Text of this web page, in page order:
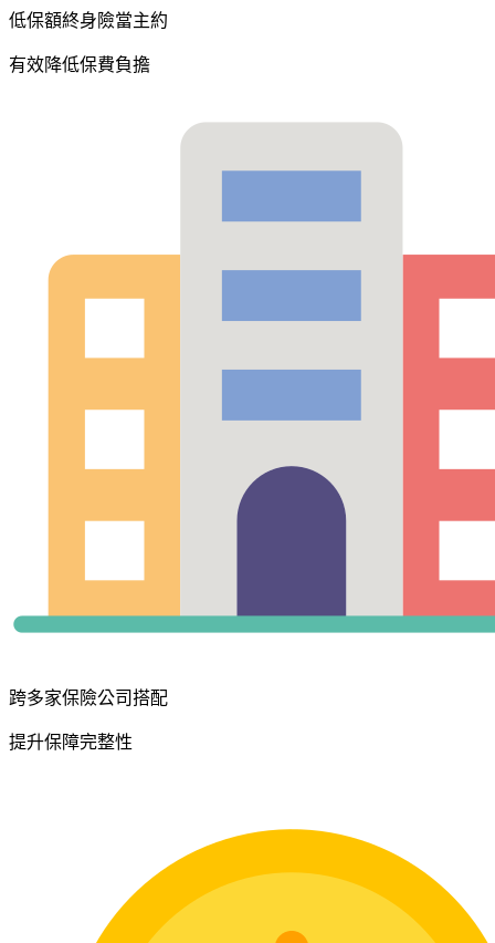
低保額終身險當主約
有效降低保費負擔
跨多家保險公司搭配
提升保障完整性